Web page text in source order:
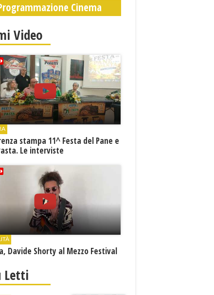
Cinema
Video
stampa 11^ Festa del Pane e
Le interviste
Davide Shorty al Mezzo Festival
Letti